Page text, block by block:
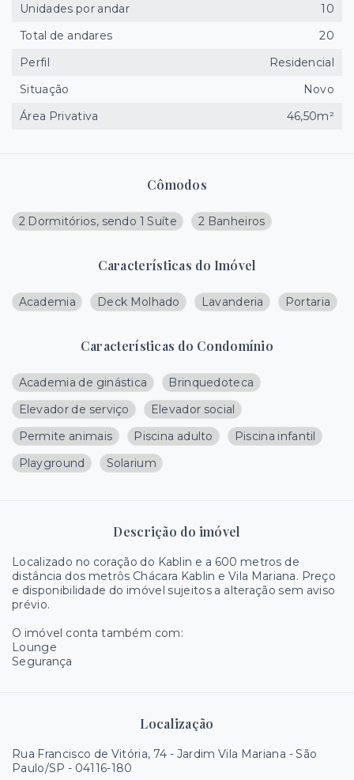
Cômodos
2 Dormitórios, sendo 1 Suíte 2 Banheiros
Características do Imóvel
Academia Deck Molhado Lavanderia Portaria
Características do Condomínio
Academia de ginástica
Brinquedoteca
Elevador de serviço
Elevador social
Permite animais
Piscina adulto
Piscina infantil
Playground
Solarium
Descrição do imóvel
Localizado no coração do Kablin e a 600 metros de
distância dos metrôs Chácara Kablin e Vila Mariana. Preço
e disponibilidade do imóvel sujeitos a alteração sem aviso
prévio.
O imóvel conta também com:
Lounge
Segurança
Localização
Rua Francisco de Vitória, 74 - Jardim Vila Mariana - São
Paulo/SP - 04116-180
Unidades por andar
10
Total de andares
20
Perfil
Residencial
Situação
Novo
Área Privativa
46,50m²